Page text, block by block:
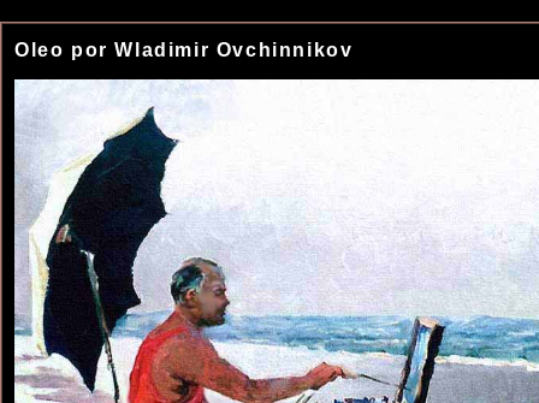
Oleo por Wladimir Ovchinnikov